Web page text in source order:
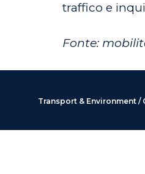
traffico e
Fonte:
Transport & Environment /